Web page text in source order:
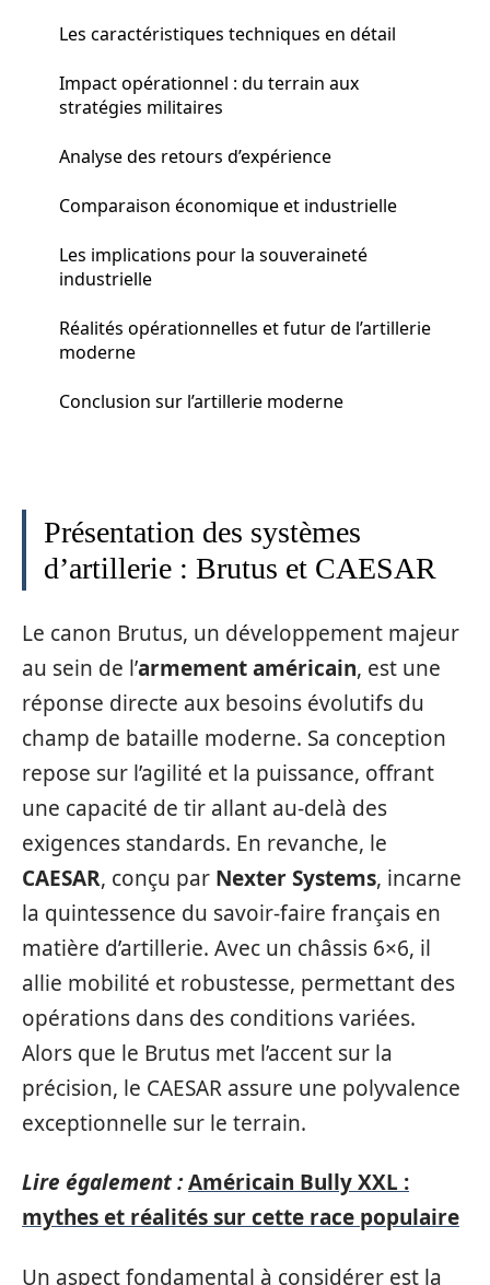
Les caractéristiques techniques en détail
Impact opérationnel : du terrain aux
stratégies militaires
Analyse des retours d’expérience
Comparaison économique et industrielle
Les implications pour la souveraineté
industrielle
Réalités opérationnelles et futur de l’artillerie
moderne
Conclusion sur l’artillerie moderne
Présentation des systèmes
d’artillerie : Brutus et CAESAR
Le canon Brutus, un développement majeur
au sein de l’armement américain, est une
réponse directe aux besoins évolutifs du
champ de bataille moderne. Sa conception
repose sur l’agilité et la puissance, offrant
une capacité de tir allant au-delà des
exigences standards. En revanche, le
CAESAR, conçu par Nexter Systems, incarne
la quintessence du savoir-faire français en
matière d’artillerie. Avec un châssis 6×6, il
allie mobilité et robustesse, permettant des
opérations dans des conditions variées.
Alors que le Brutus met l’accent sur la
précision, le CAESAR assure une polyvalence
exceptionnelle sur le terrain.
Lire également :Américain Bully XXL :
mythes et réalités sur cette race populaire
Un aspect fondamental à considérer est la